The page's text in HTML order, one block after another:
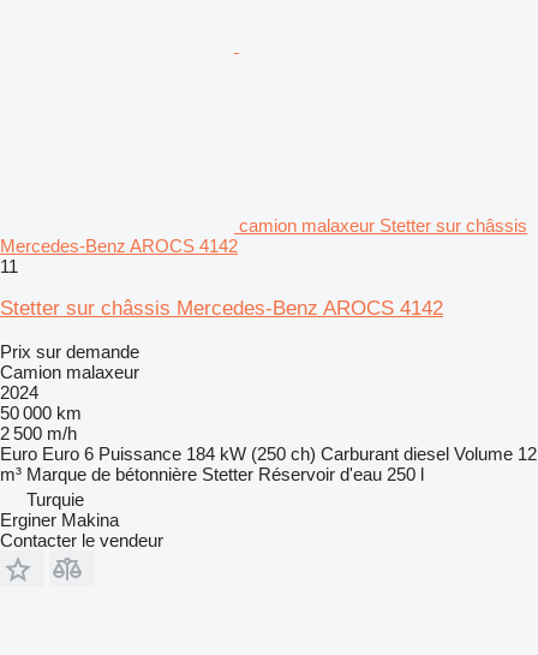
camion malaxeur Stetter sur châssis
Mercedes-Benz AROCS 4142
11
Stetter sur châssis Mercedes-Benz AROCS 4142
Prix sur demande
Camion malaxeur
2024
50 000 km
2 500 m/h
Euro Euro 6 Puissance 184 kW (250 ch) Carburant diesel Volume 12
m³ Marque de bétonnière Stetter Réservoir d'eau 250 l
Turquie
Erginer Makina
Contacter le vendeur